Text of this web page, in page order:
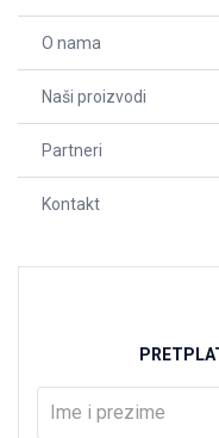
O nama
Naši proizvodi
Partneri
Kontakt